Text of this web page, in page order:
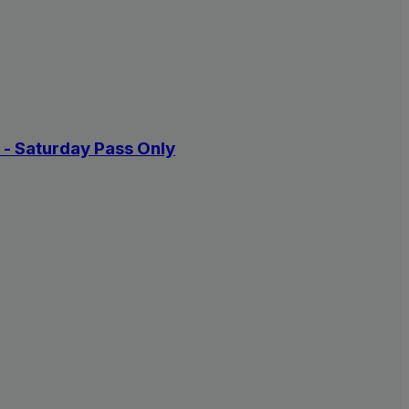
Saturday Pass Only